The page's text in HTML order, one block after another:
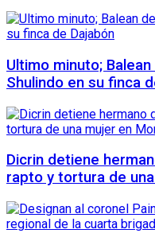
Ultimo minuto;
Shulindo en su finca
Dicrin detiene
rapto y tortura de